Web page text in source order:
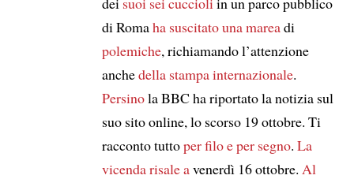
di Romaha suscitatouna mareadi
polemiche, richiamando l’attenzione
anchedella stampa internazionale.
Persinola BBC ha riportato la notizia sul
suo sito online, lo scorso 19 ottobre. Ti
racconto tuttoper filo e per segno. La
vicenda risale avenerdì 16 ottobre. Al